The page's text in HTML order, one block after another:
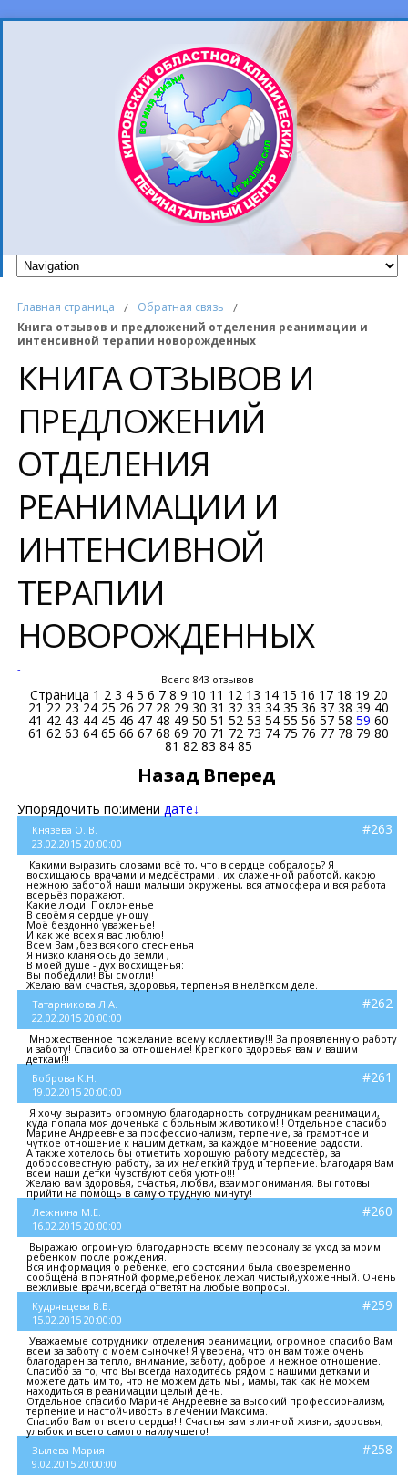
Главная страница / Обратная связь /
Книга отзывов и предложений отделения реанимации и
интенсивной терапии новорожденных
КНИГА ОТЗЫВОВ И
ПРЕДЛОЖЕНИЙ
ОТДЕЛЕНИЯ
РЕАНИМАЦИИ И
ИНТЕНСИВНОЙ
ТЕРАПИИ
НОВОРОЖДЕННЫХ
-
Всего 843 отзывов
Страница 1 2 3 4 5 6 7 8 9 10 11 12 13 14 15 16 17 18 19 20
21 22 23 24 25 26 27 28 29 30 31 32 33 34 35 36 37 38 39 40
41 42 43 44 45 46 47 48 49 50 51 52 53 54 55 56 57 58 59 60
61 62 63 64 65 66 67 68 69 70 71 72 73 74 75 76 77 78 79 80
81 82 83 84 85
Назад Вперед
Упорядочить по:имени дате↓
Князева О. В.
23.02.2015 20:00:00
#263
Какими выразить словами всё то, что в сердце собралось? Я
восхищаюсь врачами и медсёстрами , их слаженной работой, какою
нежною заботой наши малыши окружены, вся атмосфера и вся работа
всерьёз поражают.
Какие люди! Поклоненье
В своём я сердце уношу
Моё бездонно уваженье!
И как же всех я вас люблю!
Всем Вам ,без всякого стесненья
Я низко кланяюсь до земли ,
В моей душе - дух восхищенья:
Вы победили! Вы смогли!
Желаю вам счастья, здоровья, терпенья в нелёгком деле.
Татарникова Л.А.
22.02.2015 20:00:00
#262
Множественное пожелание всему коллективу!!! За проявленную работу
и заботу! Спасибо за отношение! Крепкого здоровья вам и вашим
деткам!!!
Боброва К.Н.
19.02.2015 20:00:00
#261
Я хочу выразить огромную благодарность сотрудникам реанимации,
куда попала моя доченька с больным животиком!!! Отдельное спасибо
Марине Андреевне за профессионализм, терпение, за грамотное и
чуткое отношение к нашим деткам, за каждое мгновение радости.
А также хотелось бы отметить хорошую работу медсестёр, за
добросовестную работу, за их нелёгкий труд и терпение. Благодаря Вам
всем наши детки чувствуют себя уютно!!!
Желаю вам здоровья, счастья, любви, взаимопонимания. Вы готовы
прийти на помощь в самую трудную минуту!
Лежнина М.Е.
16.02.2015 20:00:00
#260
Выражаю огромную благодарность всему персоналу за уход за моим
ребенком после рождения.
Вся информация о ребенке, его состоянии была своевременно
сообщена в понятной форме,ребенок лежал чистый,ухоженный. Очень
вежливые врачи,всегда ответят на любые вопросы.
Кудрявцева В.В.
15.02.2015 20:00:00
#259
Уважаемые сотрудники отделения реанимации, огромное спасибо Вам
всем за заботу о моем сыночке! Я уверена, что он вам тоже очень
благодарен за тепло, внимание, заботу, доброе и нежное отношение.
Спасибо за то, что Вы всегда находитесь рядом с нашими детками и
можете дать им то, что не можем дать мы , мамы, так как не можем
находиться в реанимации целый день.
Отдельное спасибо Марине Андреевне за высокий профессионализм,
терпение и настойчивость в лечении Максима.
Спасибо Вам от всего сердца!!! Счастья вам в личной жизни, здоровья,
улыбок и всего самого наилучшего!
Зылева Мария
9.02.2015 20:00:00
#258